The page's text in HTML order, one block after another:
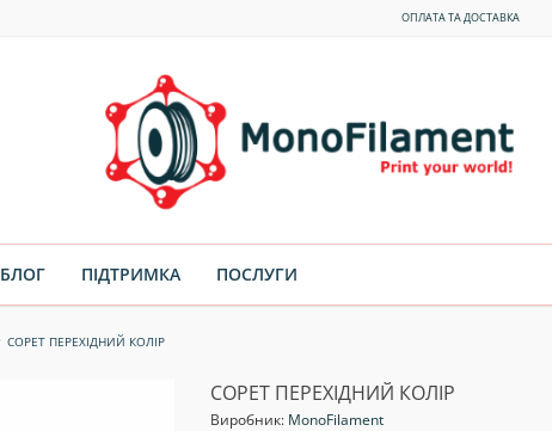
ОПЛАТА ТА ДОСТАВКА
БЛОГ ПІДТРИМКА ПОСЛУГИ
COPET ПЕРЕХІДНИЙ КОЛІР
COPET ПЕРЕХІДНИЙ КОЛІР
Виробник: MonoFilament